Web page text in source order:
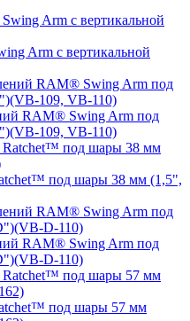
Arm с вертикальной
RAM® Swing Arm под
109, VB-110)
под шары 38 мм (1,5",
RAM® Swing Arm под
D-110)
под шары 57 мм